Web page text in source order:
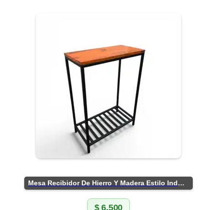
Mesa Recibidor De Hierro Y Madera Estilo Industrial
$6.500